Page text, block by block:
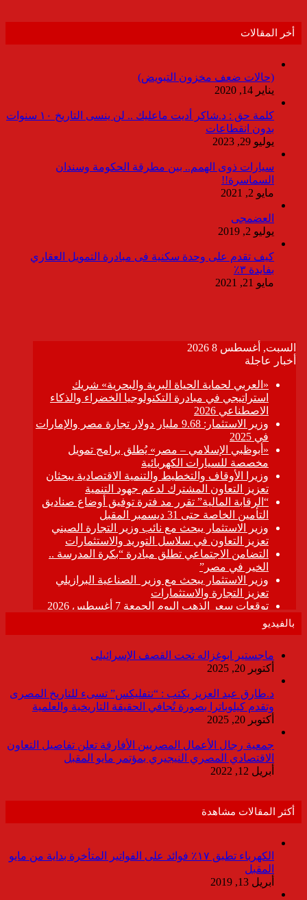
أخر المقالات
(حالات ضعف مخزون التبويض)
يناير 14, 2020
كلمة حق : د.شاكر أديت ماعليك .. لن ينسى التاريخ ١٠ سنوات
بدون انقطاعات
يوليو 29, 2023
سيارات ذوى الهمم.. بين مطرقة الحكومة وسندان
السماسرة!!
مايو 2, 2021
العضمجى
يوليو 2, 2019
كيف تقدم على وحدة سكنية فى مبادرة التمويل العقاري
بفايدة ٣٪
مايو 21, 2021
بالفيديو
ماجستير ابوغزاله تحت القصف الإسرائيلى
أكتوبر 20, 2025
د.طارق عبد العزيز يكتب : “نتفليكس” تسىء للتاريخ المصرى
وتقدم كيلوباترا بصورة تُجافي الحقيقة التاريخية والعلمية
أكتوبر 20, 2025
جمعية رجال الأعمال المصريين الأفارقة تعلن تفاصيل التعاون
الاقتصادي المصري النيجيري بمؤتمر مايو المقبل
أبريل 12, 2022
أكثر المقالات مشاهدة
الكهرباء تطبق ١٧٪ فوائد على الفواتير المتأخرة بداية من مايو
المقبل
أبريل 13, 2019